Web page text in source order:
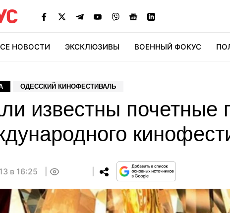
НОВОСТИ ЭКСКЛЮЗИВЫ ВОЕННЫЙ ФОКУС
ОДЕССКИЙ КИНОФЕСТИВАЛЬ
известны почетные
в 16:25